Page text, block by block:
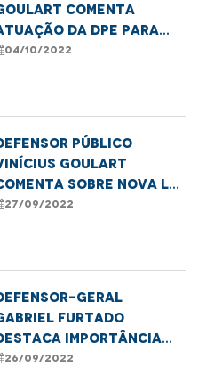
comenta
da DPE para
direitos dos
04/10/2022
público
Goulart
sobre nova lei
ao rol
27/09/2022
geral
Furtado
importância
registro de
26/09/2022